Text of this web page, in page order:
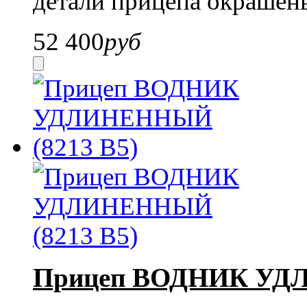
52 400руб
Прицеп ВОДНИК